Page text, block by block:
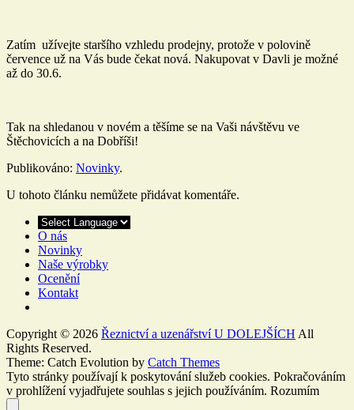
Zatím užívejte staršího vzhledu prodejny, protože v polovině
července už na Vás bude čekat nová. Nakupovat v Davli je možné
až do 30.6.
Tak na shledanou v novém a těšíme se na Vaši návštěvu ve
Štěchovicích a na Dobříši!
Publikováno: Novinky.
U tohoto článku nemůžete přidávat komentáře.
O nás
Novinky
Naše výrobky
Ocenění
Kontakt
Copyright © 2026 Řeznictví a uzenářství U DOLEJŠÍCH All
Rights Reserved.
Theme: Catch Evolution by Catch Themes
Tyto stránky používají k poskytování služeb cookies. Pokračováním
v prohlížení vyjadřujete souhlas s jejich používáním. Rozumím